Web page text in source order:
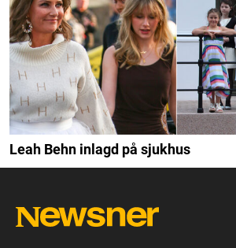
Leah Behn inlagd på sjukhus